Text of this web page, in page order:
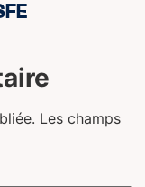
Les champs